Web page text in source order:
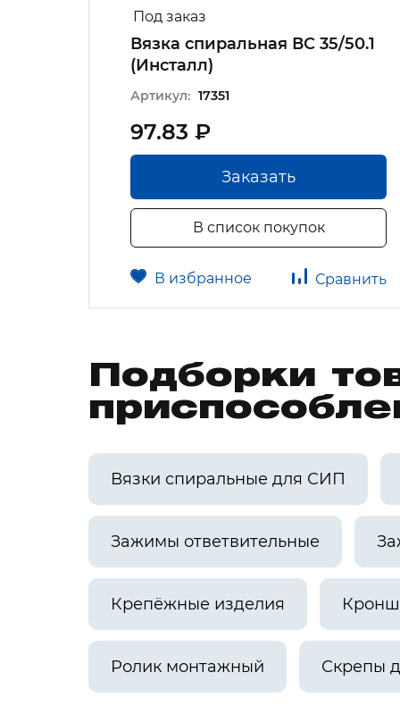
Под заказ
Вязка спиральная ВС 35/50.1
(Инсталл)
Артикул: 17351
97.83 ₽
Заказать
В список покупок
В избранное Сравнить
Подборки
Вязки спиральные для СИП
Зажимы ответвительные
Крепёжные изделия
Ролик монтажный Скрепы